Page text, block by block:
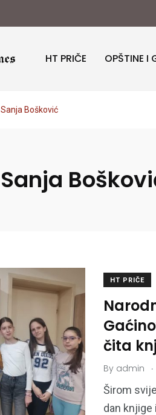
HT PRIČE OPŠTINE I
Sanja Bošković
Sanja
HT PRIČE
čita
By admin .
Širom
dan knjige